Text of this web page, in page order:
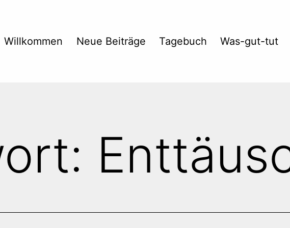
Willkommen Neue Beiträge Tagebuch Was-gut-tut